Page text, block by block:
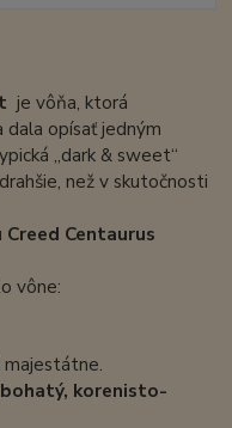
je vôňa, ktorá
dala opísať jedným
„dark & sweet“
než v skutočnosti
Creed Centaurus
vône:
bohatý, korenisto-